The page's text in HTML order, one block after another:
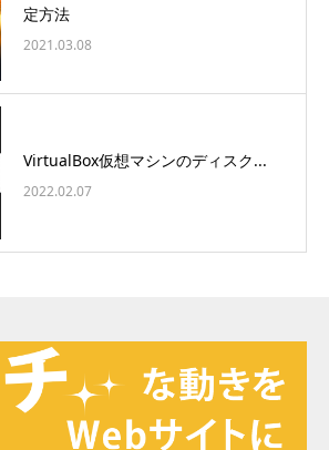
定方法
2021.03.08
VirtualBox仮想マシンのディスク...
2022.02.07